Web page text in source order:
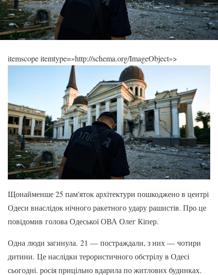
itemscope itemtype=»http://schema.org/ImageObject»>
Щонайменше 25 пам'яток архітектури пошкоджено в центрі
Одеси внаслідок нічного ракетного удару рашистів. Про це
повідомив голова Одеської ОВА Олег Кіпер.
Одна люди загинула. 21 — постраждали, з них — чотири
дитини. Це наслідки терористичного обстрілу в Одесі
сьогодні. росія прицільно вдарила по житлових будинках.